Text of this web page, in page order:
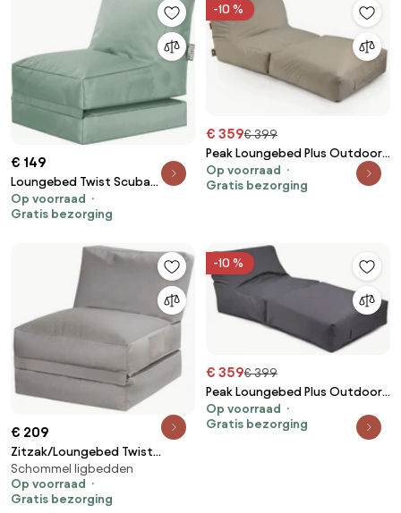
€ 149
Loungebed Twist Scuba
Outdoor - Mintgroen
Op voorraad
Gratis bezorging
-10 %
€ 359€ 399
Peak Loungebed Plus Outdoor -
Mud
Op voorraad
Gratis bezorging
€ 209
Zitzak/Loungebed Twist
Outdoor Plus - Grey
Schommel ligbedden
Op voorraad
Gratis bezorging
-10 %
€ 359€ 399
Peak Loungebed Plus Outdoor -
antraciet
Op voorraad
Gratis bezorging